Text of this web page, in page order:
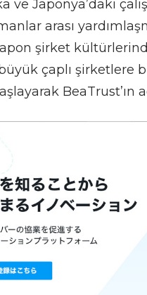
ve Japonya’daki
arası
şirket
çaplı şirketlere
BeaTrust’ın